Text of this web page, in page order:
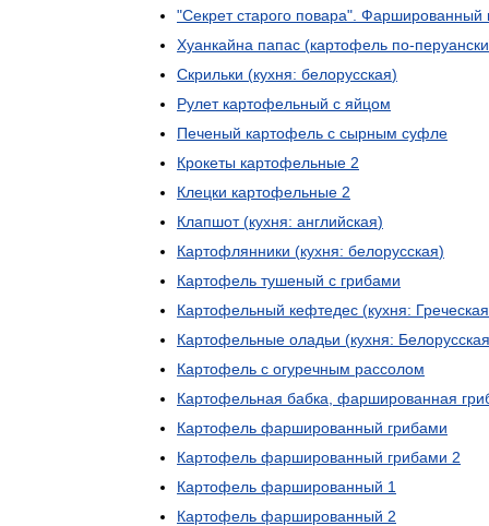
"Секрет старого повара". Фаршированный
Хуанкайна папас (картофель по-перуански
Скрильки (кухня: белорусская)
Рулет картофельный с яйцом
Печеный картофель с сырным суфле
Крокеты картофельные 2
Клецки картофельные 2
Клапшот(кухня: английская)
Картофлянники (кухня: белорусская)
Картофель тушеный с грибами
Картофельный кефтедес (кухня: Греческая
Картофельные оладьи (кухня: Белорусская
Картофель с огуречным рассолом
Картофельная бабка фаршированная
Картофель фаршированный грибами
Картофель фаршированный грибами 2
Картофель фаршированный 1
Картофель фаршированный 2